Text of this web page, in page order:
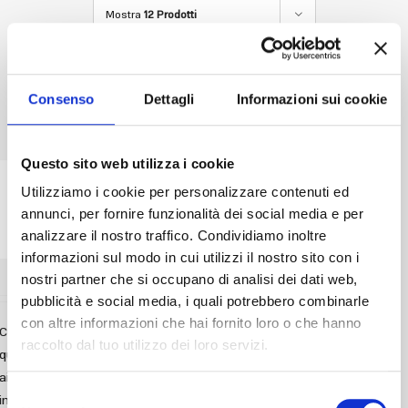
Consenso Dettagli Informazioni sui cookie
Questo sito web utilizza i cookie
Utilizziamo i cookie per personalizzare contenuti ed
annunci, per fornire funzionalità dei social media e per
analizzare il nostro traffico. Condividiamo inoltre
informazioni sul modo in cui utilizzi il nostro sito con i
nostri partner che si occupano di analisi dei dati web,
pubblicità e social media, i quali potrebbero combinarle
con altre informazioni che hai fornito loro o che hanno
raccolto dal tuo utilizzo dei loro servizi.
Selezione
Mostra 12 Prodotti
Power Low Carb
Cucinare Low Carb non è mai stato così facile! In
questo l...
€29,90 IVA Inclusa
Cucinare Low Carb non è mai stato così facile! In
questo libro trovi più di 50 ricette originali che ti
aiuteranno ad avere sempre nuove idee per mangiare
in modo diverso e per nulla noioso, anche con poco